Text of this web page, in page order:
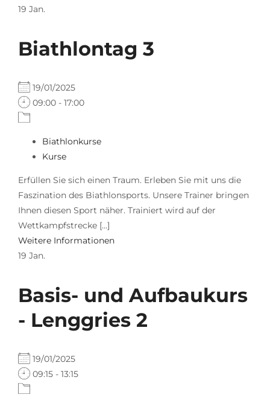
19 Jan.
Biathlontag 3
19/01/2025
09:00 - 17:00
Biathlonkurse
Kurse
Erfüllen Sie sich einen Traum. Erleben Sie mit uns die
Faszination des Biathlonsports. Unsere Trainer bringen
Ihnen diesen Sport näher. Trainiert wird auf der
Wettkampfstrecke [...]
Weitere Informationen
19 Jan.
Basis- und Aufbaukurs
- Lenggries 2
19/01/2025
09:15 - 13:15